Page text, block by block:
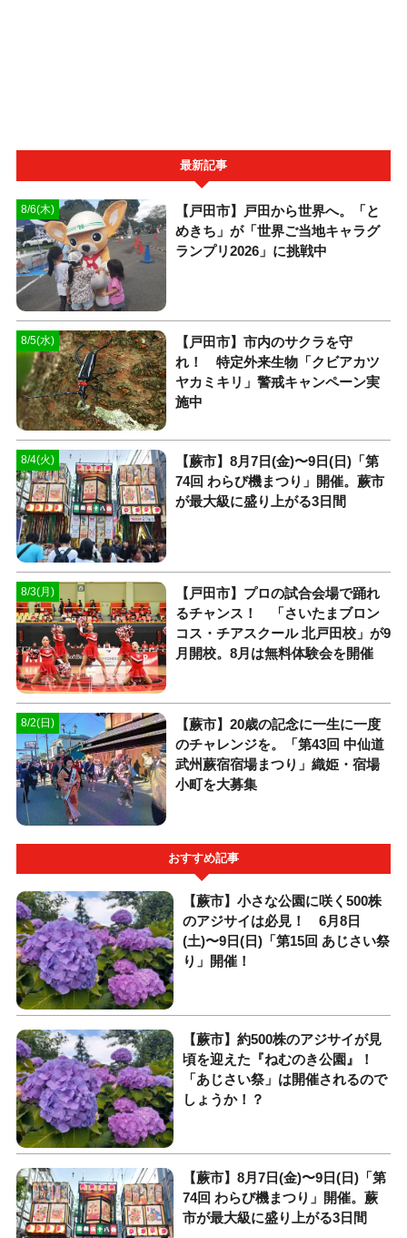
最新記事
8/6(木)
【戸田市】戸田から世界へ。「と
めきち」が「世界ご当地キャラグ
ランプリ2026」に挑戦中
8/5(水)
【戸田市】市内のサクラを守
れ！ 特定外来生物「クビアカツ
ヤカミキリ」警戒キャンペーン実
施中
8/4(火)
【蕨市】8月7日(金)〜9日(日)「第
74回 わらび機まつり」開催。蕨市
が最大級に盛り上がる3日間
8/3(月)
【戸田市】プロの試合会場で踊れ
るチャンス！ 「さいたまブロン
コス・チアスクール 北戸田校」が9
月開校。8月は無料体験会を開催
8/2(日)
【蕨市】20歳の記念に一生に一度
のチャレンジを。「第43回 中仙道
武州蕨宿宿場まつり」織姫・宿場
小町を大募集
おすすめ記事
【蕨市】小さな公園に咲く500株
のアジサイは必見！ 6月8日
(土)〜9日(日)「第15回 あじさい祭
り」開催！
【蕨市】約500株のアジサイが見
頃を迎えた『ねむのき公園』！
「あじさい祭」は開催されるので
しょうか！？
【蕨市】8月7日(金)〜9日(日)「第
74回 わらび機まつり」開催。蕨
市が最大級に盛り上がる3日間